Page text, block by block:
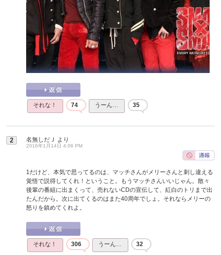
それな！ 74 うーん… 35
2 名無しだＪ より
2016年1月14日 4:06 PM
1だけど、本気で思ってるのは、マッチさんがメリーさんと刺し違える
覚悟で説得してくれ！ということ。もうマッチさんいいじゃん。散々
後輩の番組に出まくって、売れないCDの宣伝して、紅白のトリまで出
たんだから。次に出てくるのはまた40周年でしょ。それならメリーの
怒りを鎮めてくれよ。
それな！ 306 うーん… 32